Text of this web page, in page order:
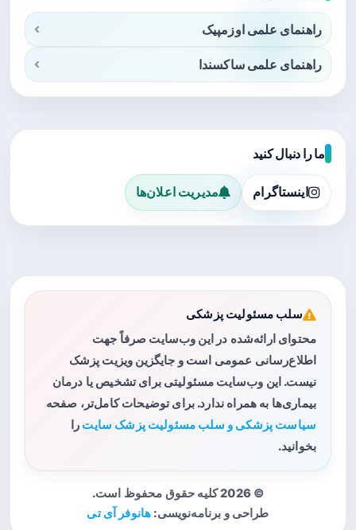
راهنمای علمی اوزمپیک
راهنمای علمی ساکسندا
ما را دنبال کنید
اینستاگرام مدیریت اعلان‌ها
سلب مسئولیت پزشکی
محتوای ارائه‌شده در این وب‌سایت صرفاً جهت
اطلاع‌رسانی عمومی است و جایگزین ویزیت پزشک
نیست. این وب‌سایت مسئولیتی برای تشخیص یا درمان
بیماری‌ها به همراه ندارد. برای توضیحات کامل‌تر، صفحه
سیاست پزشکی و سلب مسئولیت پزشک سایت را
بخوانید.
© 2026 کلیه حقوق محفوظ است.
طراحی و برنامه‌نویسی: هانوفر آی تی